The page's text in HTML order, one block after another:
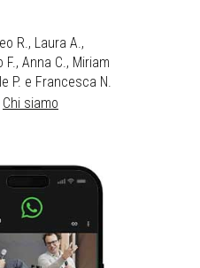
R., Laura A.,
Anna C., Miriam
P. e Francesca N.
Chi siamo